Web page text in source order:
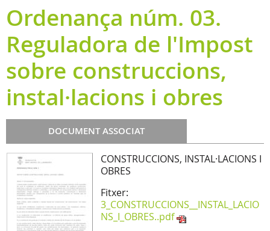
Ordenança núm. 03.
Reguladora de l'Impost
sobre construccions,
instal·lacions i obres
DOCUMENT ASSOCIAT
CONSTRUCCIONS, INSTAL·LACIONS I
OBRES
Fitxer:
3_CONSTRUCCIONS__INSTAL_LACIO
NS_I_OBRES..pdf